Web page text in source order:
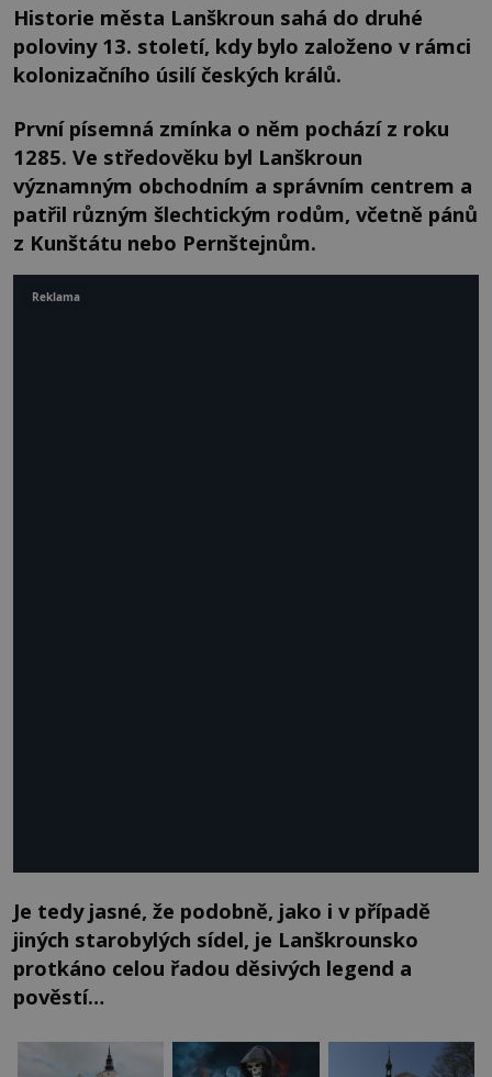
Historie města Lanškroun sahá do druhé
poloviny 13. století, kdy bylo založeno v rámci
kolonizačního úsilí českých králů.
První písemná zmínka o něm pochází z roku
1285. Ve středověku byl Lanškroun
významným obchodním a správním centrem a
patřil různým šlechtickým rodům, včetně pánů
z Kunštátu nebo Pernštejnům.
Je tedy jasné, že podobně, jako i v případě
jiných starobylých sídel, je Lanškrounsko
protkáno celou řadou děsivých legend a
pověstí…
Reklama